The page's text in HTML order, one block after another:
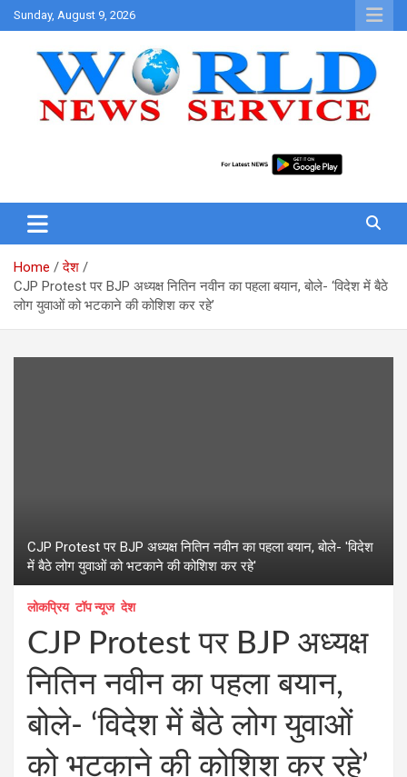
Skip
to
Sunday, August 9, 2026
Home
देश
CJP Protest पर BJP अध्यक्ष नितिन नवीन का पहला बयान, बोले- ‘विदेश में बैठे
लोग युवाओं को भटकाने की कोशिश कर रहे’
CJP Protest पर BJP अध्यक्ष नितिन नवीन का पहला बयान, बोले- 'विदेश
में बैठे लोग युवाओं को भटकाने की कोशिश कर रहे'
लोकप्रिय टॉप न्यूज देश
CJP Protest पर BJP अध्यक्ष
नितिन नवीन का पहला बयान,
बोले- ‘विदेश में बैठे लोग युवाओं
को भटकाने की कोशिश कर रहे’